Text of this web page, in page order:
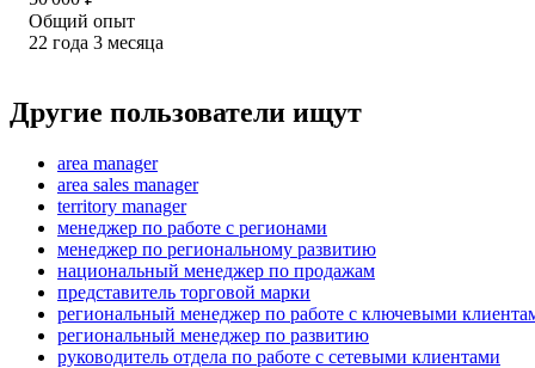
Общий опыт
22 года 3 месяца
Другие пользователи ищут
area manager
area sales manager
territory manager
менеджер по работе с регионами
менеджер по региональному развитию
национальный менеджер по продажам
представитель торговой марки
региональный менеджер по работе с ключевыми
региональный менеджер по развитию
руководитель отдела по работе с сетевыми клиентами